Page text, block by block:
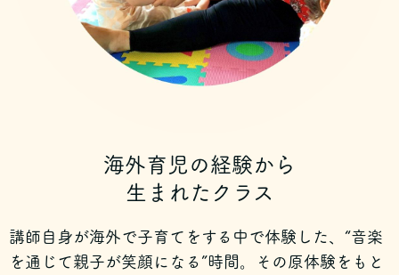
海外育児の経験から
生まれたクラス
講師自身が海外で子育てをする中で体験した、 “音楽
を通じて親子が笑顔になる”時間。
その原体験をもと